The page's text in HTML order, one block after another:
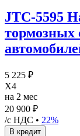
JTC-5595
тормозных
5 225 ₽
X4
на 2 мес
20 900 ₽
/с НДС • 22%